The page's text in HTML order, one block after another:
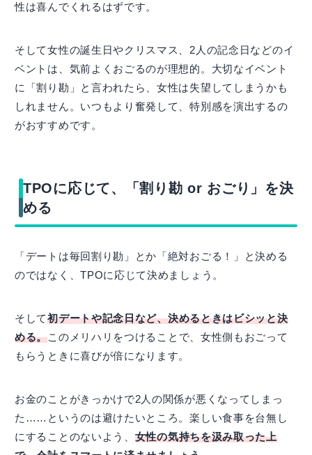
性は喜んでくれるはずです。
そして女性の誕生日やクリスマス、2人の記念日などのイ
ベントは、気前よくおごるのが理想的。大切なイベント
に「割り勘」と言われたら、女性は失望してしまうかも
しれません。いつもより奮発して、特別感を演出するの
がおすすめです。
TPOに応じて、「割り勘 or おごり」を決
める
「デートは毎回割り勘」とか「絶対おごる！」と決める
のではなく、TPOに応じて決めましょう。
そして初デートや記念日など、決めるときはビシッと決
める。このメリハリをつけることで、女性側もおごって
もらうときに喜びが倍になります。
お金のことがきっかけで2人の関係が悪くなってしまっ
た……というのは避けたいところ。楽しい食事を台無し
にすることのないよう、 女性の気持ちを汲み取った上